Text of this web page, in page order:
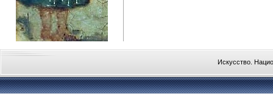
Искусство.